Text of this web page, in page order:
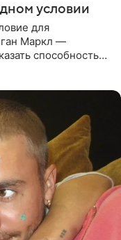
условии
для
Маркл —
способность